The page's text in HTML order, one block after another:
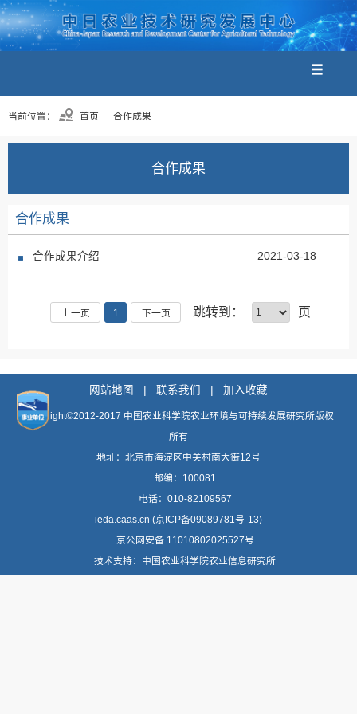
当前位置： 首页 合作成果
合作成果
合作成果
合作成果介绍 2021-03-18
上一页 1 下一页 跳转到： 页
网站地图 | 联系我们 | 加入收藏
Copyright©2012-2017 中国农业科学院农业环境与可持续发展研究所版权
所有
地址：北京市海淀区中关村南大街12号
邮编：100081
电话：010-82109567
ieda.caas.cn (京ICP备09089781号-13)
京公网安备 11010802025527号
技术支持：中国农业科学院农业信息研究所